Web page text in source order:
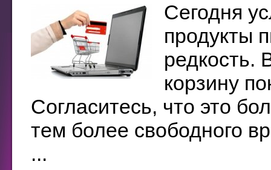
Сегодня
продукты
редкость.
корзину
Согласитесь, что это
тем более свободного
...